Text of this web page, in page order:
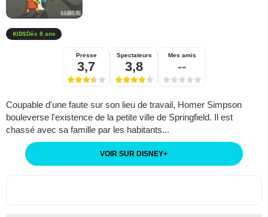
Dès 8 ans
Presse
3,7
Spectateurs
3,8
Mes amis
--
Coupable d'une faute sur son lieu de travail, Homer Simpson
bouleverse l'existence de la petite ville de Springfield. Il est
chassé avec sa famille par les habitants...
VOIR SUR DISNEY+